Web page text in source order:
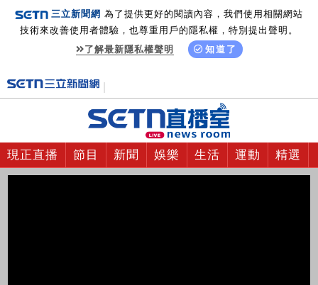
三立新聞網 為了提供更好的閱讀內容，我們使用相關網站
技術來改善使用者體驗，也尊重用戶的隱私權，特別提出聲明。
了解最新隱私權聲明
知道了
現正直播 節目 新聞 娛樂 生活 運動 精選